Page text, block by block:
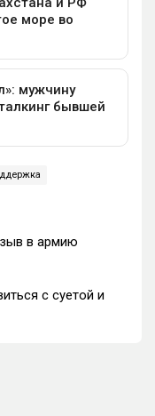
в армию
с суетой и